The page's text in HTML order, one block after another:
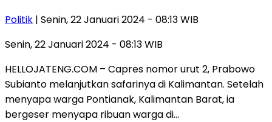
Politik | Senin, 22 Januari 2024 - 08:13 WIB
Senin, 22 Januari 2024 - 08:13 WIB
HELLOJATENG.COM – Capres nomor urut 2, Prabowo
Subianto melanjutkan safarinya di Kalimantan. Setelah
menyapa warga Pontianak, Kalimantan Barat, ia
bergeser menyapa ribuan warga di…